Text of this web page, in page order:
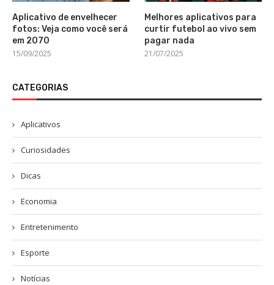
Aplicativo de envelhecer
fotos: Veja como você será
em 2070
15/09/2025
Melhores aplicativos para
curtir futebol ao vivo sem
pagar nada
21/07/2025
CATEGORIAS
Aplicativos
Curiosidades
Dicas
Economia
Entretenimento
Esporte
Notícias